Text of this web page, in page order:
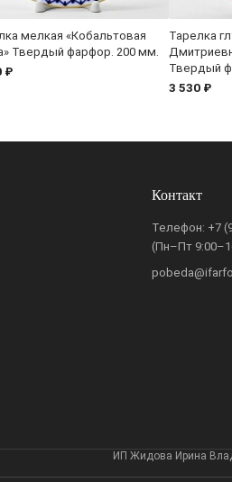
мелкая «Кобальтовая
Твердый фарфор. 200 мм.
₽
Тарелка
Твердый
3 530 ₽
Контакт
Телефон: +7
(Пн–Пт
ИП Жидова Ирина